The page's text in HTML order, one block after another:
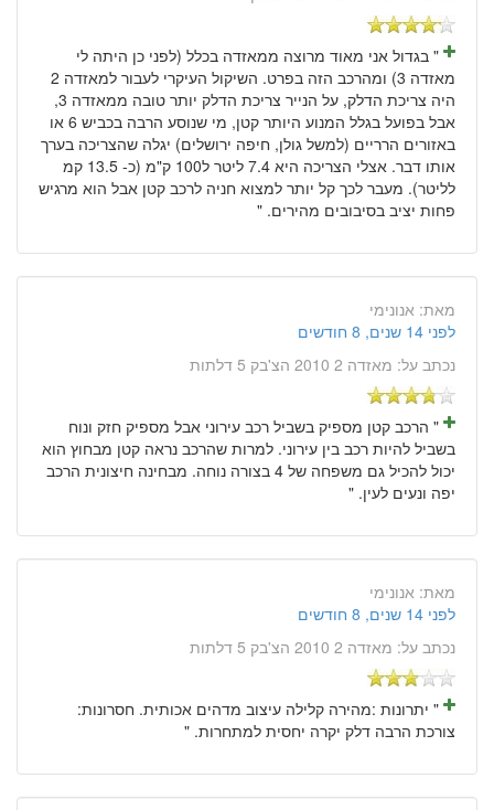
" בגדול אני מאוד מרוצה ממאזדה בכלל (לפני כן היתה לי
מאזדה 3) ומהרכב הזה בפרט. השיקול העיקרי לעבור למאזדה 2
היה צריכת הדלק, על הנייר צריכת הדלק יותר טובה ממאזדה 3,
אבל בפועל בגלל המנוע היותר קטן, מי שנוסע הרבה בכביש 6 או
באזורים הרריים (למשל גולן, חיפה ירושלים) יגלה שהצריכה בערך
אותו דבר. אצלי הצריכה היא 7.4 ליטר ל100 ק"מ (כ- 13.5 קמ
לליטר). מעבר לכך קל יותר למצוא חניה לרכב קטן אבל הוא מרגיש
פחות יציב בסיבובים מהירים. "
מאת: אנונימי
לפני 14 שנים, 8 חודשים
נכתב על: מאזדה 2 2010 הצ'בק 5 דלתות
" הרכב קטן מספיק בשביל רכב עירוני אבל מספיק חזק ונוח
בשביל להיות רכב בין עירוני. למרות שהרכב נראה קטן מבחוץ הוא
יכול להכיל גם משפחה של 4 בצורה נוחה. מבחינה חיצונית הרכב
יפה ונעים לעין. "
מאת: אנונימי
לפני 14 שנים, 8 חודשים
נכתב על: מאזדה 2 2010 הצ'בק 5 דלתות
" יתרונות :מהירה קלילה עיצוב מדהים אכותית. חסרונות:
צורכת הרבה דלק יקרה יחסית למתחרות. "